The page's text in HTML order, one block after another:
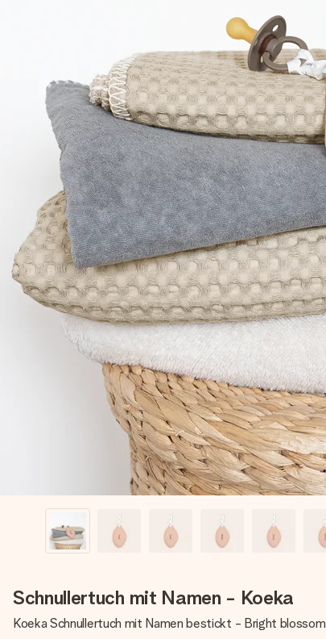
Schnullertuch mit Namen - Koeka
Koeka Schnullertuch mit Namen bestickt - Bright blossom